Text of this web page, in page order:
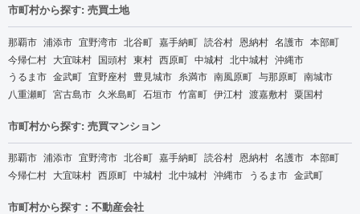
市町村から探す: 売買土地
那覇市 浦添市 宜野湾市 北谷町 嘉手納町 読谷村 恩納村 名護市 本部町
今帰仁村 大宜味村 国頭村 東村 西原町 中城村 北中城村 沖縄市
うるま市 金武町 宜野座村 豊見城市 糸満市 南風原町 与那原町 南城市
八重瀬町 宮古島市 久米島町 石垣市 竹富町 伊江村 渡嘉敷村 粟国村
市町村から探す: 売買マンション
那覇市 浦添市 宜野湾市 北谷町 嘉手納町 読谷村 恩納村 名護市 本部町
今帰仁村 大宜味村 西原町 中城村 北中城村 沖縄市 うるま市 金武町
市町村から探す：不動産会社